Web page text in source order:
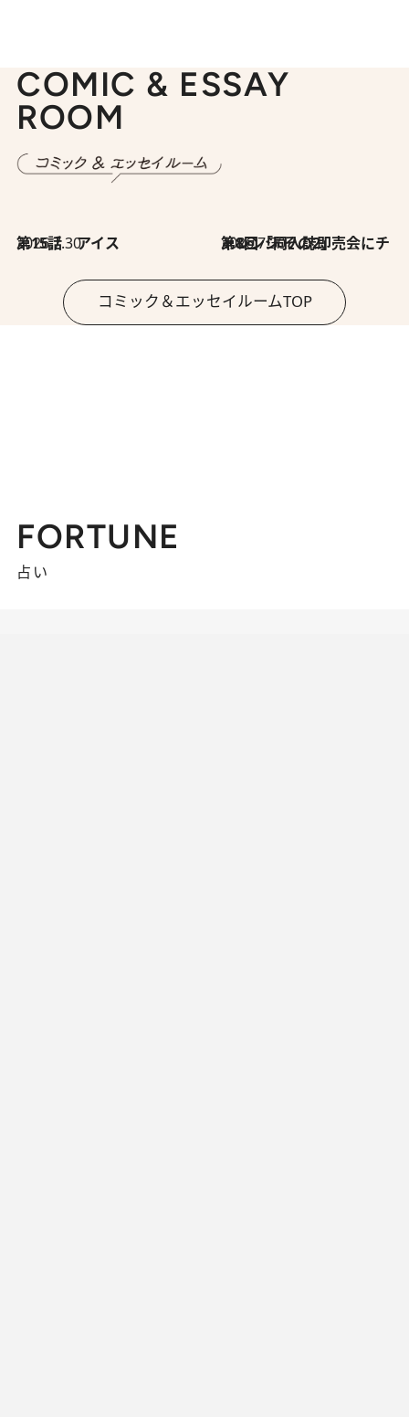
COMIC & ESSAY
ROOM
2026.7.30
第15話 アイス 2026.7.30
第8回「同人誌即売会にチャレンジ その2」
コミック＆エッセイルームTOP
FORTUNE
占い